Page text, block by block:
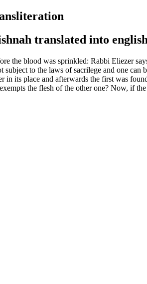
translated into
the blood was sprinkled: Rabbi Eliezer
to the laws of sacrilege and one
in its place and afterwards the first was
the flesh of the other one? Now, if